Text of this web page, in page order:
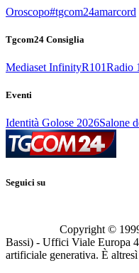
Oroscopo#tgcom24amarcord
Tgcom24 Consiglia
Mediaset InfinityR101Radio
Eventi
Identità Golose 2026Salone
Seguici su
Copyright ©
Bassi) - Uffici Viale Europa
artificiale generativa. È